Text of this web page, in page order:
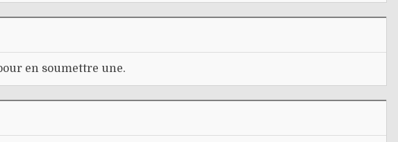
en soumettre une.